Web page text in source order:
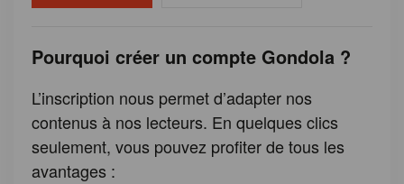
Pourquoi créer un compte Gondola ?
L’inscription nous permet d’adapter nos
contenus à nos lecteurs. En quelques clics
seulement, vous pouvez profiter de tous les
avantages :